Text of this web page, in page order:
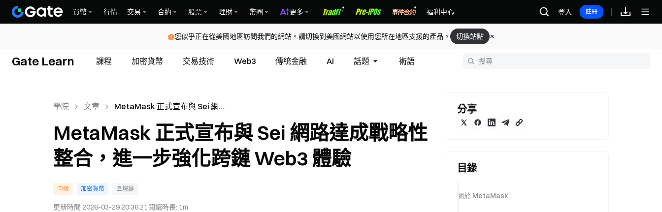
買幣 行情 交易 合約 股票 理財 幣圈 更多 福利中心 登入 註冊
您似乎正在從美國地區訪問我們的網站。請切換到美國網站以使用您所在地區支援的產品。 切換站點
Gate Learn 課程 加密貨幣 交易技術 Web3 傳統金融 AI 話題 術語
學院 文章
MetaMask 正式宣布與 Sei 網路
鏈 Web3 體驗
MetaMask 正式宣布與 Sei 網路達成戰略性
整合，進一步強化跨鏈 Web3 體驗
中級 加密貨幣 區塊鏈
更新時間 2026-03-29 20:36:21閱讀時長: 1m
分享
目錄
關於 MetaMask